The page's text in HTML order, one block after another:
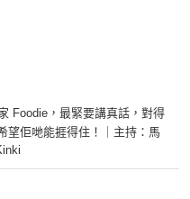
Foodie，最緊要講真話，對得
望佢哋能捱得住！｜主持：馬